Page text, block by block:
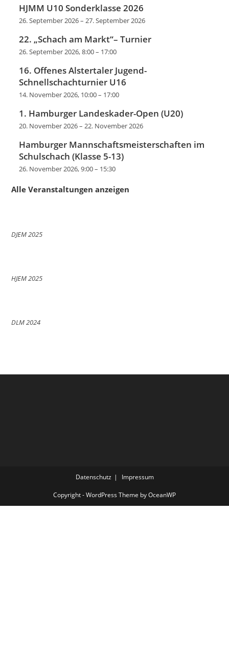
HJMM U10 Sonderklasse 2026
26. September 2026–27. September 2026
22. „Schach am Markt“– Turnier
26. September 2026, 8:00– 17:00
16. Offenes Alstertaler Jugend-
Schnellschachturnier U16
14. November 2026, 10:00– 17:00
1. Hamburger Landeskader-Open (U20)
20. November 2026–22. November 2026
Hamburger Mannschaftsmeisterschaften im
Schulschach (Klasse 5-13)
26. November 2026, 9:00– 15:30
Alle Veranstaltungen anzeigen
DJEM 2025
HJEM 2025
DLM 2024
Datenschutz Impressum
Copyright - WordPress Theme by OceanWP